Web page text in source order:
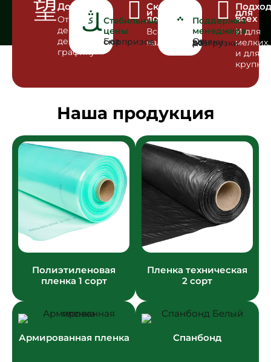
Доставка
Отгрузка
день в
день по
графику
Стабильные
цены
Без сюрпризов
Склад
и
логистика
Всё в
наличии
Поддержка
менеджера
От заявки до разгрузки
для
всех
И для
мелких,
и для
Наша продукция
Полиэтиленовая
пленка 1 сорт
Пленка техническая
2 сорт
Армированная пленка Спанбонд